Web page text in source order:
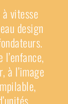
vitesse
design
.
à l’image